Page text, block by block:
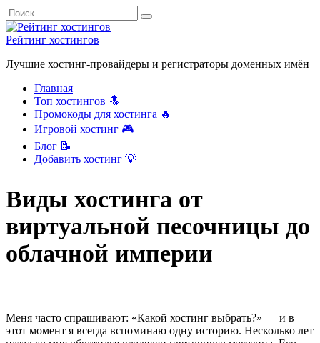
Перейти
к
содержанию
Search
for:
Рейтинг хостингов
Лучшие хостинг-провайдеры и регистраторы доменных имён
Главная
Топ хостингов 🔝
Промокоды для хостинга 🔥
Игровой хостинг 🎮
Блог 📝
Добавить хостинг 💡
Виды хостинга от
виртуальной песочницы до
облачной империи
Меня часто спрашивают: «Какой хостинг выбрать?» — и в
этот момент я всегда вспоминаю одну историю. Несколько лет